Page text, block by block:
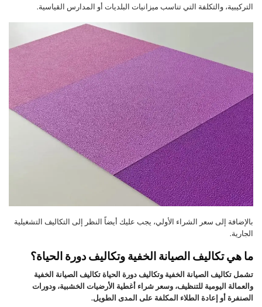
التركيبية، والتكلفة التي تناسب ميزانيات البلديات أو المدارس القياسية.
بالإضافة إلى سعر الشراء الأولي، يجب عليك أيضاً النظر إلى التكاليف التشغيلية
الجارية.
ما هي تكاليف الصيانة الخفية وتكاليف دورة الحياة؟
تشمل تكاليف الصيانة الخفية وتكاليف دورة الحياة تكاليف الصيانة الخفية
والعمالة اليومية للتنظيف، وسعر شراء أغطية الأرضيات الخشبية، ودورات
الصنفرة أو إعادة الطلاء المكلفة على المدى الطويل.